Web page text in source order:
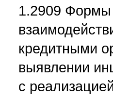
1.2909 Формы
кредитными
выявлении
с